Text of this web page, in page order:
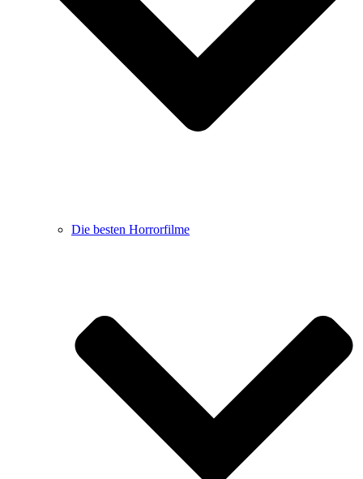
Die besten Horrorfilme